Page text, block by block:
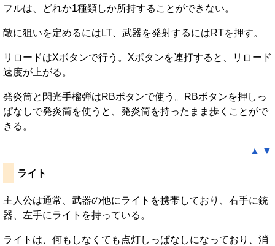
フルは、どれか1種類しか所持することができない。
敵に狙いを定めるにはLT、武器を発射するにはRTを押す。
リロードはXボタンで行う。Xボタンを連打すると、リロード
速度が上がる。
発炎筒と閃光手榴弾はRBボタンで使う。RBボタンを押しっ
ぱなしで発炎筒を使うと、発炎筒を持ったまま歩くことがで
きる。
▲ ▼
ライト
主人公は通常、武器の他にライトを携帯しており、右手に銃
器、左手にライトを持っている。
ライトは、何もしなくても点灯しっぱなしになっており、消